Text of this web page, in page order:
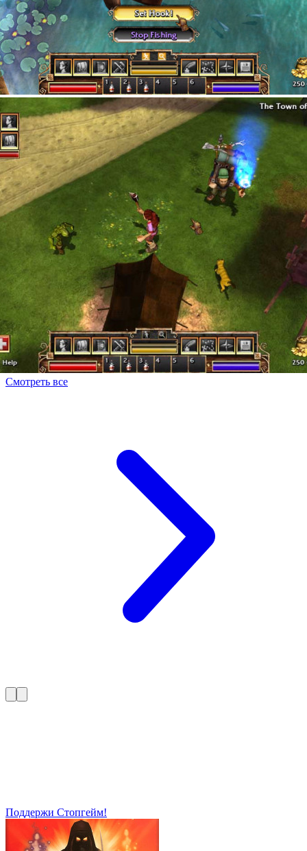
Смотреть все
Поддержи Стопгейм!